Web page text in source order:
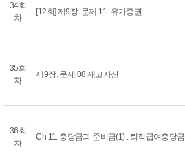
34회
차
[12회] 제9장. 문제 11. 유가증권
35회
차
제9장. 문제 08 재고자산
36회
차
Ch 11. 충당금과 준비금(1) : 퇴직급여충당금